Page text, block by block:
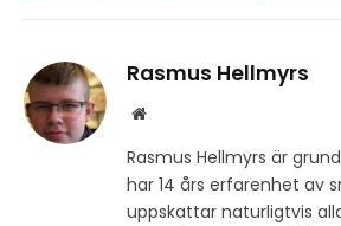
Rasmus Hellmyrs
Website
Rasmus Hellmyrs är
har 14 års erfarenhet av
uppskattar naturligtvis